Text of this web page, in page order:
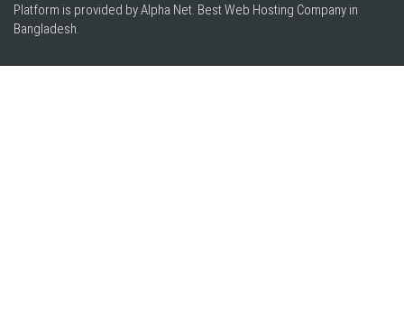
Platform is provided by Alpha Net. BestWeb Hosting Company in
Bangladesh.